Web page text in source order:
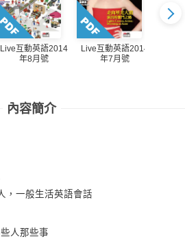
Live互動英語2014
年8月號
Live互動英語2014
年7月號
內容簡介
，一般生活英語會話
人那些事